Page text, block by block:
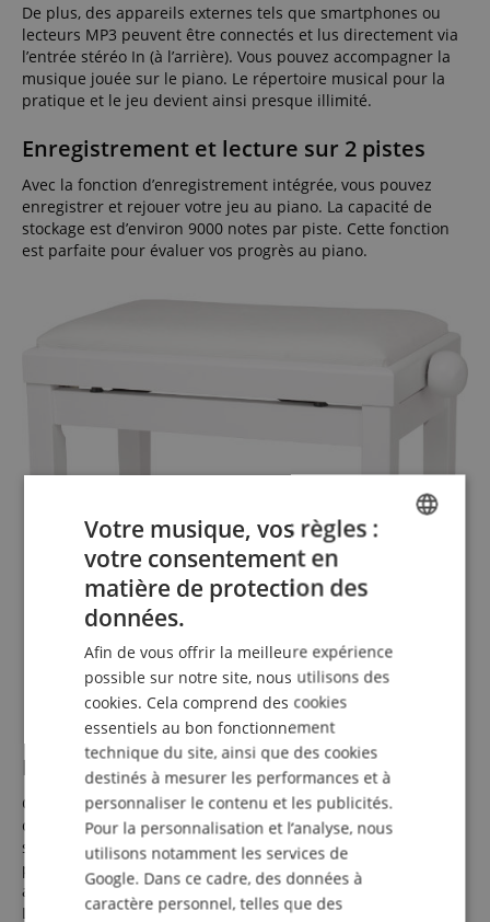
De plus, des appareils externes tels que smartphones ou
lecteurs MP3 peuvent être connectés et lus directement via
l’entrée stéréo In (à l’arrière). Vous pouvez accompagner la
musique jouée sur le piano. Le répertoire musical pour la
pratique et le jeu devient ainsi presque illimité.
Enregistrement et lecture sur 2 pistes
Avec la fonction d’enregistrement intégrée, vous pouvez
enregistrer et rejouer votre jeu au piano. La capacité de
stockage est d’environ 9000 notes par piste. Cette fonction
est parfaite pour évaluer vos progrès au piano.
Banc de piano confortable et stable
Ce banc de piano offre, en plus de son aspect élégant, des
caractéristiques de haute qualité telles que des pieds
stables avec caoutchouc antidérapant, un mécanisme à vis
précis et fluide pour le réglage en hauteur, ainsi qu’une
assise résistante et confortable avec revêtement en velours.
Le mécanisme à vis sophistiqué avec système à double
FRENCH
SPANISH
Votre musique, vos règles :
votre consentement en
matière de protection des
données.
Afin de vous offrir la meilleure expérience
possible sur notre site, nous utilisons des
cookies. Cela comprend des cookies
essentiels au bon fonctionnement
technique du site, ainsi que des cookies
destinés à mesurer les performances et à
personnaliser le contenu et les publicités.
Pour la personnalisation et l’analyse, nous
utilisons notamment les services de
Google. Dans ce cadre, des données à
caractère personnel, telles que des